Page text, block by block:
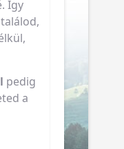
Így
pedig
a